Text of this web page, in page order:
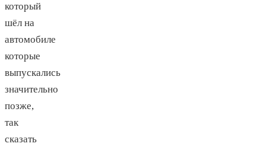
который
шёл на
автомобиле
которые
выпускались
значительно
позже,
так
сказать